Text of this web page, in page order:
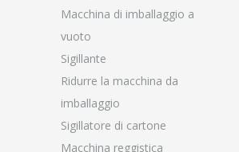
Macchina di imballaggio a
vuoto
Sigillante
Ridurre la macchina da
imballaggio
Sigillatore di cartone
Macchina reggistica